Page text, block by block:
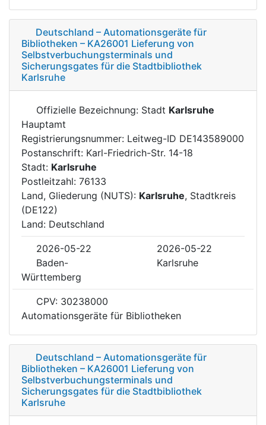
Deutschland – Automationsgeräte für
Bibliotheken – KA26001 Lieferung von
Selbstverbuchungsterminals und
Sicherungsgates für die Stadtbibliothek
Karlsruhe
Offizielle Bezeichnung: Stadt Karlsruhe
Hauptamt
Registrierungsnummer: Leitweg-ID DE143589000
Postanschrift: Karl-Friedrich-Str. 14-18
Stadt: Karlsruhe
Postleitzahl: 76133
Land, Gliederung (NUTS): Karlsruhe, Stadtkreis
(DE122)
Land: Deutschland
2026-05-22
2026-05-22
Baden-
Württemberg
Karlsruhe
CPV: 30238000
Automationsgeräte für Bibliotheken
Deutschland – Automationsgeräte für
Bibliotheken – KA26001 Lieferung von
Selbstverbuchungsterminals und
Sicherungsgates für die Stadtbibliothek
Karlsruhe